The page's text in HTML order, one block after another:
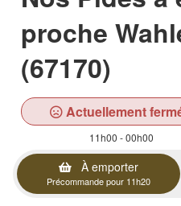
proche
(67170)
Actuellement
11h00 - 00h00
À emporter
Précommande pour 11h20